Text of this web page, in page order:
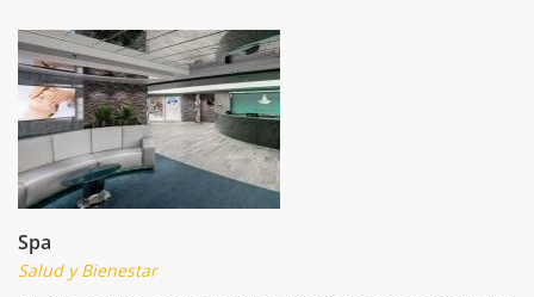
Spa
Salud y Bienestar